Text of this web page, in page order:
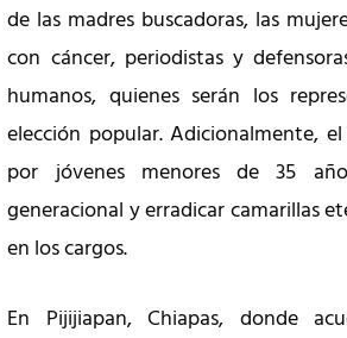
de las madres buscadoras, las
con cáncer, periodistas y
humanos, quienes serán los
elección popular. Adicionalmente,
por jóvenes menores de 35
generacional y erradicar camarillas
en los cargos.
En Pijijiapan, Chiapas, donde